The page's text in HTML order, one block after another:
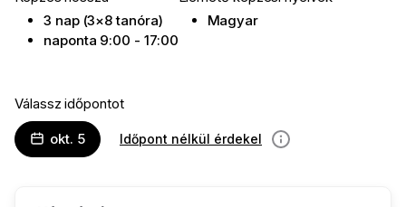
3 nap (3×8 tanóra)
naponta 9:00 - 17:00
Magyar
Válassz időpontot
okt. 5 Időpont nélkül érdekel
információ